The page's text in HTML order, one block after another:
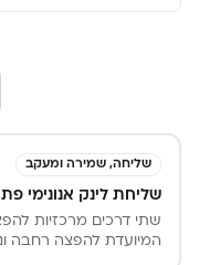
שליחה, שמירה ומעקב
שליחת לינק אנונימי
שתי דרכים מרכזיות
המיועדת להפצה רחבה